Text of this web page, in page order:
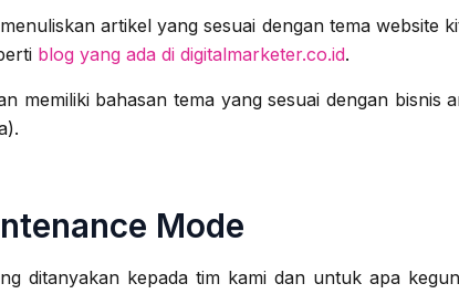
artikel yang sesuai dengan tema
blog yang ada di digitalmarketer.co.id.
memiliki bahasan tema yang sesuai dengan
Mode
ditanyakan kepada tim kami dan untuk apa